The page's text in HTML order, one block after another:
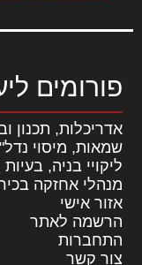
פורומים
אדריכלות, תכנון
שמאות, מיסוי
ליקויי בניה,
מנהלי אחזקה
אזור אישי
הרשמה לאתר
התחברות
צור קשר